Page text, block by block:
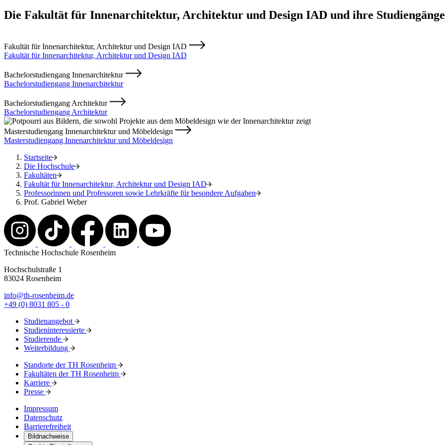
Die Fakultät für Innenarchitektur, Architektur und Design IAD und ihre Studiengänge
Fakultät für Innenarchitektur, Architektur und Design IAD
Fakultät für Innenarchitektur, Architektur und Design IAD
Bachelorstudiengang Innenarchitektur
Bachelorstudiengang Innenarchitektur
Bachelorstudiengang Architektur
Bachelorstudiengang Architektur
Masterstudiengang Innenarchitektur und Möbeldesign
Masterstudiengang Innenarchitektur und Möbeldesign
Startseite
Die Hochschule
Fakultäten
Fakultät für Innenarchitektur, Architektur und Design IAD
Professorinnen und Professoren sowie Lehrkräfte für besondere Aufgaben
Prof. Gabriel Weber
Technische Hochschule Rosenheim
Hochschulstraße 1
83024 Rosenheim
info@th-rosenheim.de
+49 (0) 8031 805 - 0
Studienangebot
Studieninteressierte
Studierende
Weiterbildung
Standorte der TH Rosenheim
Fakultäten der TH Rosenheim
Karriere
Presse
Impressum
Datenschutz
Barrierefreiheit
Bildnachweise